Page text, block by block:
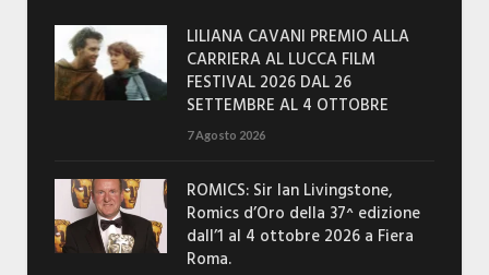
LILIANA CAVANI PREMIO ALLA
CARRIERA AL LUCCA FILM
FESTIVAL 2026 DAL 26
SETTEMBRE AL 4 OTTOBRE
7 Agosto 2026
ROMICS: Sir Ian Livingstone,
Romics d’Oro della 37^ edizione
dall’1 al 4 ottobre 2026 a Fiera
Roma.